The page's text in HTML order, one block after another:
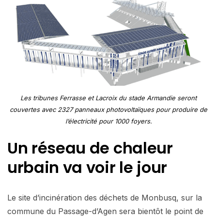
Les tribunes Ferrasse et Lacroix du stade Armandie seront
couvertes avec 2327 panneaux photovoltaïques pour produire de
l’électricité pour 1000 foyers.
Un réseau de chaleur
urbain va voir le jour
Le site d’incinération des déchets de Monbusq, sur la
commune du Passage-d’Agen sera bientôt le point de